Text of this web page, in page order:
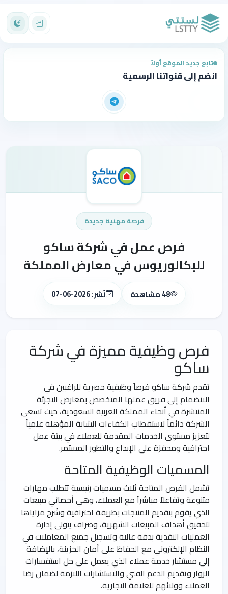
تابع جديد الموقع أولاً
انضم إلى قنواتنا الرسمية
فرصة مهنية جديدة
فرص عمل في شركة ساكو
للبكالوريوس في معارض المملكة
48 مشاهدة نُشر: 2026-06-07
فرص وظيفية مميزة في شركة
ساكو
تقدم شركة ساكو فرصاً وظيفية حصرية للراغبين في
الانضمام إلى فريق عملها المتخصص بمعارض التجزئة
المنتشرة في أنحاء المملكة العربية السعودية، حيث تسعى
الشركة دائماً لاستقطاب الكفاءات الشابة المؤهلة علمياً
لتعزيز مستوى الخدمات المقدمة للعملاء في بيئة عمل
احترافية ومحفزة على الإبداع والتطور المستمر.
المسميات الوظيفية المتاحة
تشمل الفرص المتاحة ثلاث مسميات رئيسية تتطلب مهارات
متنوعة وتفاعلاً مباشراً مع العملاء، وهي أخصائي مبيعات
الذي يقوم بتقديم المنتجات بطريقة احترافية وشرح مزاياها
لتحقيق أهداف المبيعات الشهرية، وصراف يتولى إدارة
العمليات النقدية بدقة عالية وتسجيل جميع المعاملات في
النظام الإلكتروني مع الحفاظ على أمان الخزينة، بالإضافة
إلى مستشار خدمة عملاء الذي يعمل على حل استفسارات
الزوار وتقديم الدعم الفني والاستشارات اللازمة لضمان رضا
العملاء وولائهم للعلامة التجارية.